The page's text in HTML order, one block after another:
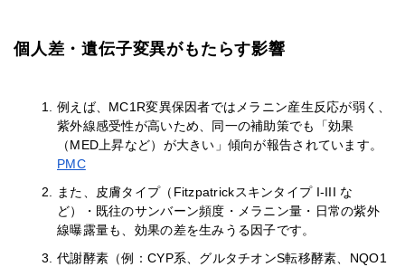
個人差・遺伝子変異がもたらす影響
例えば、MC1R変異保因者ではメラニン産生反応が弱く、
紫外線感受性が高いため、同一の補助策でも「効果
（MED上昇など）が大きい」傾向が報告されています。
PMC
また、皮膚タイプ（Fitzpatrickスキンタイプ I-III な
ど）・既往のサンバーン頻度・メラニン量・日常の紫外
線曝露量も、効果の差を生みうる因子です。
代謝酵素（例：CYP系、グルタチオンS転移酵素、NQO1